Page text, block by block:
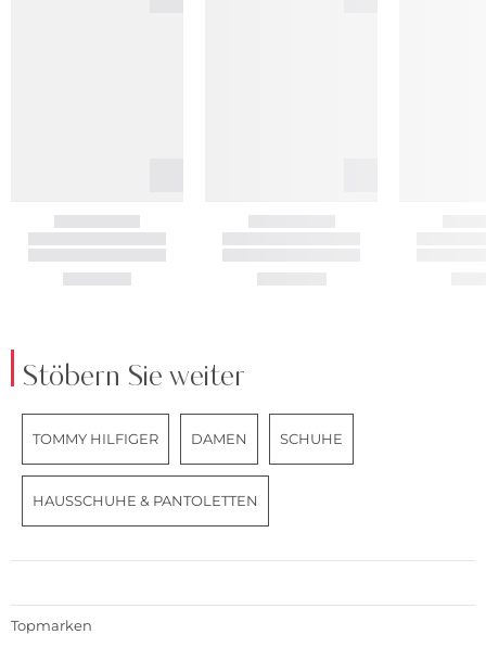
Stöbern Sie weiter
TOMMY HILFIGER DAMEN SCHUHE
HAUSSCHUHE & PANTOLETTEN
Topmarken